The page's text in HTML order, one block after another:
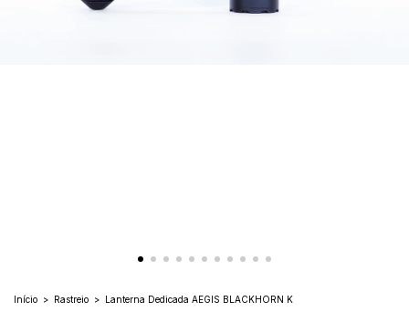
Início > Rastreio > Lanterna Dedicada AEGIS BLACKHORN K